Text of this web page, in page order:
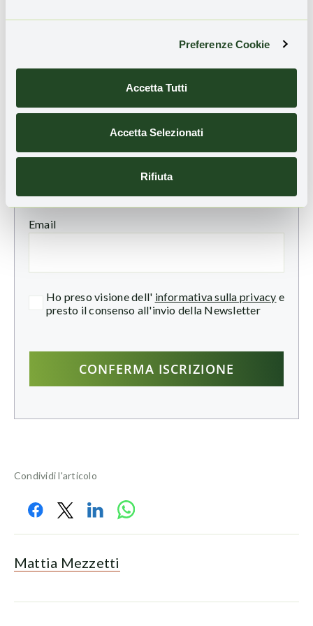
Preferenze Cookie
Accetta Tutti
Accetta Selezionati
Rifiuta
TI È PIACIUTO QUESTO ARTICOLO?
aggiornamenti sulle novità e sulle storie di
rigenerazione territoriale:
Email
Ho preso visione dell' informativa sulla privacy e
presto il consenso all'invio della Newsletter
Condividi l'articolo
Mattia Mezzetti